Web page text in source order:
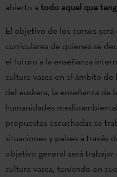
abierto a todo aquel que
El objetivo de los cursos
curriculares de quienes se
el futuro a la enseñanza
cultura vasca en el ámbito de
del euskera, la enseñanza de
humanidades
propuestas escuchadas se
situaciones y países a través
objetivo general será
cultura vasca, teniendo en